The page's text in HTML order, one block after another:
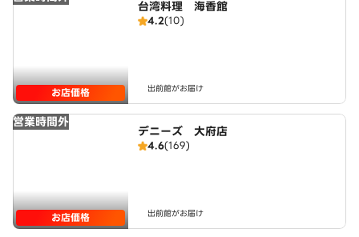
お店価格
台湾料理 海香館
4.2(10)
出前館がお届け
営業時間外
お店価格
デニーズ 大府店
4.6(169)
出前館がお届け